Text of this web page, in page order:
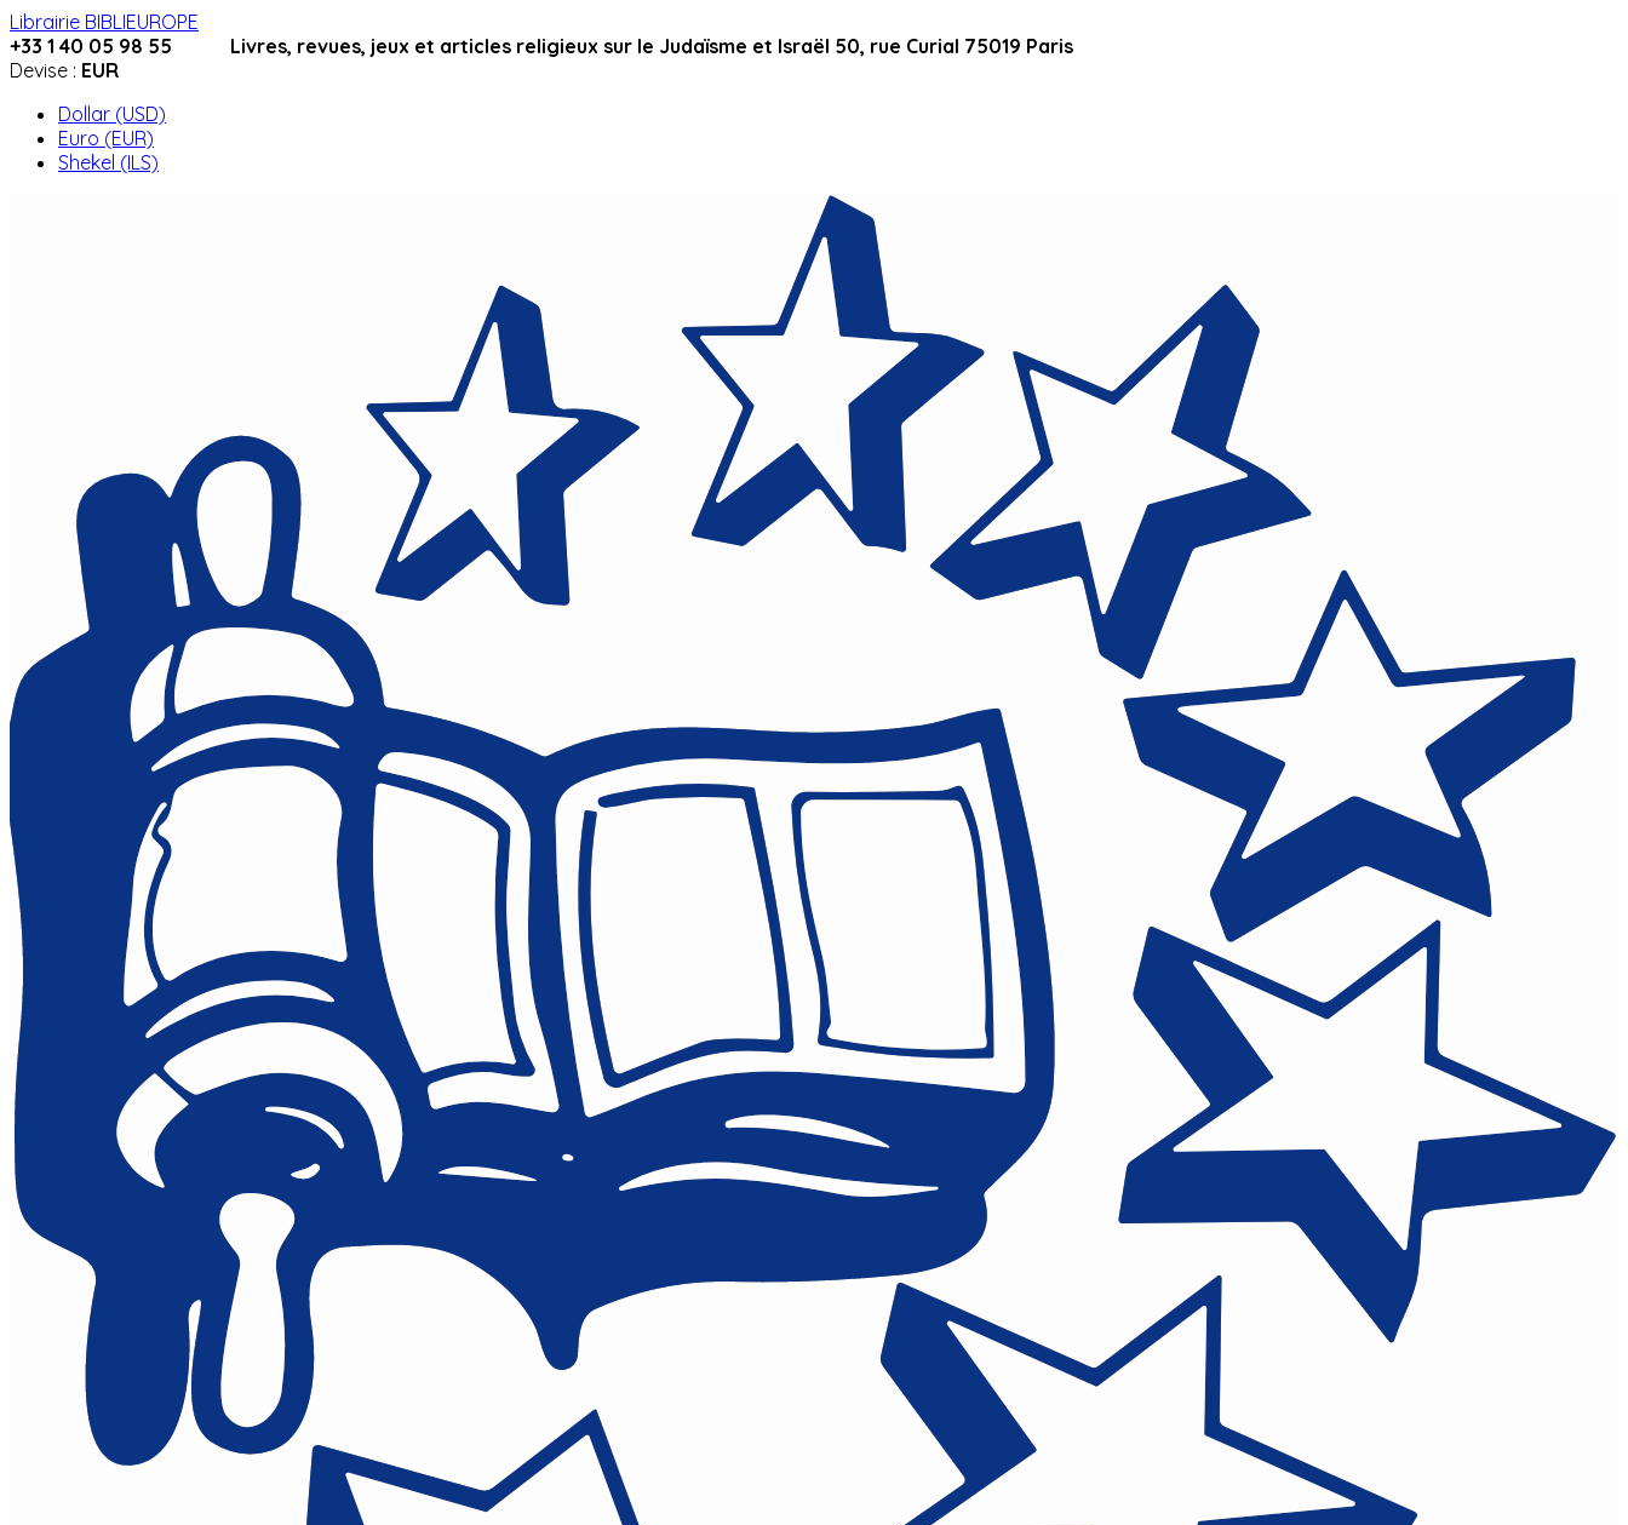
Librairie BIBLIEUROPE
+33 1 40 05 98 55 Livres, revues, jeux et articles religieux sur le Judaïsme et Israël 50, rue Curial 75019 Paris
Devise : EUR
Dollar (USD)
Euro (EUR)
Shekel (ILS)